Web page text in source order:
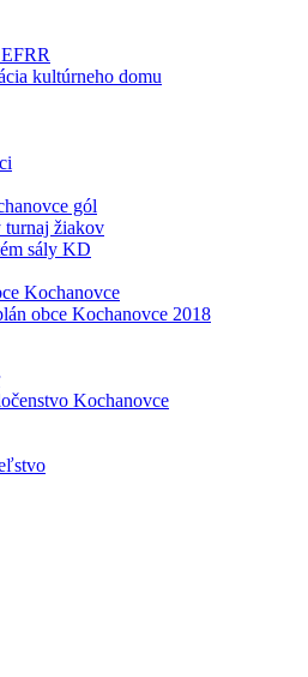
kultúrneho domu
gól
turnaj žiakov
sály KD
Kochanovce
obce Kochanovce 2018
Kochanovce